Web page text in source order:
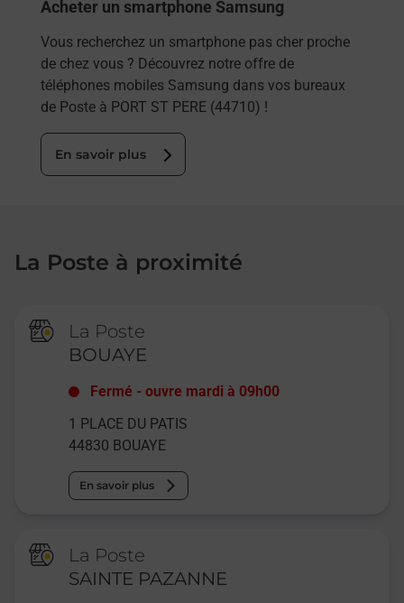
Acheter un smartphone Samsung
Vous recherchez un smartphone pas cher proche
de chez vous ? Découvrez notre offre de
téléphones mobiles Samsung dans vos bureaux
de Poste à PORT ST PERE (44710) !
En savoir plus
La Poste à proximité
La Poste
BOUAYE
Fermé -ouvre mardi à 09h00
1 PLACE DU PATIS
44830 BOUAYE
En savoir plus
La Poste
SAINTE PAZANNE